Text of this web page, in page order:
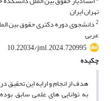
تهران ایران
2دانشجوی دوره دکتری حقوق بین
عربی
10.22034/jml.2024.720995
چکیده
هدف از انجام و ارایه این
به توانایی های علمی سابق